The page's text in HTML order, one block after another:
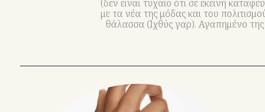
(δεν είναι τυχαίο ότι σε εκείνη
με τα νέα της μόδας και του
θάλασσα (Ιχθύς γαρ). Αγαπημένο